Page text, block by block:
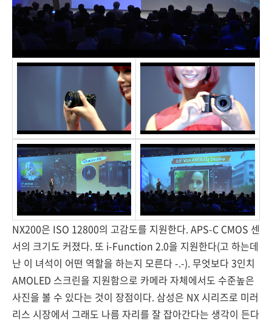
NX200은 ISO 12800의 고감도를 지원한다. APS-C CMOS 센
서의 크기도 커졌다. 또 i-Function 2.0을 지원한다(고 하는데
난 이 녀석이 어떤 역할을 하는지 모른다 -.-). 무엇보다 3인치
AMOLED 스크린을 지원함으로 카메라 자체에서도 수준높은
사진을 볼 수 있다는 것이 장점이다. 삼성은 NX 시리즈로 미러
리스 시장에서 그래도 나름 자리를 잘 잡아간다는 생각이 든다